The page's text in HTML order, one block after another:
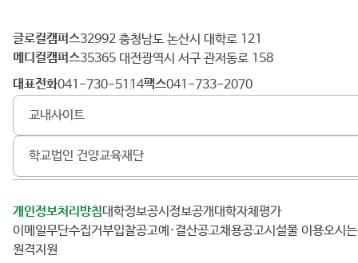
건
양
대
학
글로컬캠퍼스 32992 충청남도 논산시 대학로 121
메디컬캠퍼스 35365 대전광역시 서구 관저동로 158
대표전화 041-730-5114 팩스 041-733-2070
교내사이트
학교법인 건양교육재단
개인정보처리방침 대학정보공시 정보공개
대학자체평가
이메일무단수집거부
입찰공고 예·결산공고 채용공고 시설물 이용
오시
원격지원